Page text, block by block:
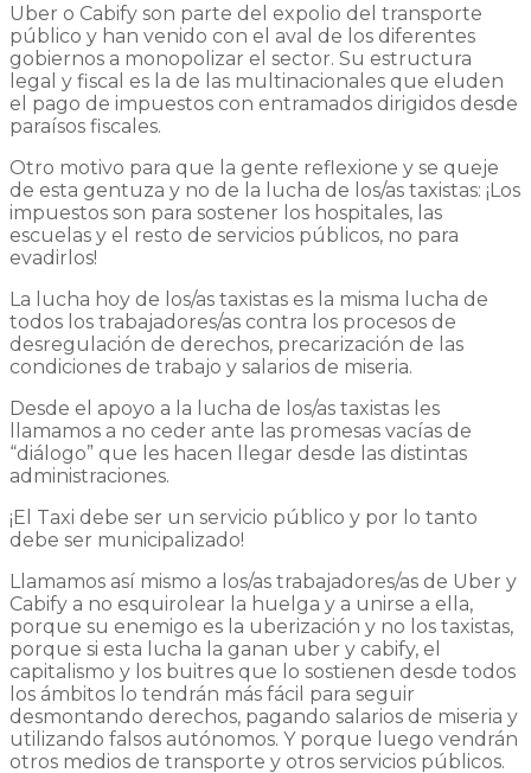
Uber o Cabify son parte del expolio del transporte
público y han venido con el aval de los diferentes
gobiernos a monopolizar el sector. Su estructura
legal y fiscal es la de las multinacionales que eluden
el pago de impuestos con entramados dirigidos desde
paraísos fiscales.
Otro motivo para que la gente reflexione y se queje
de esta gentuza y no de la lucha de los/as taxistas: ¡Los
impuestos son para sostener los hospitales, las
escuelas y el resto de servicios públicos, no para
evadirlos!
La lucha hoy de los/as taxistas es la misma lucha de
todos los trabajadores/as contra los procesos de
desregulación de derechos, precarización de las
condiciones de trabajo y salarios de miseria.
Desde el apoyo a la lucha de los/as taxistas les
llamamos a no ceder ante las promesas vacías de
“diálogo” que les hacen llegar desde las distintas
administraciones.
¡El Taxi debe ser un servicio público y por lo tanto
debe ser municipalizado!
Llamamos así mismo a los/as trabajadores/as de Uber y
Cabify a no esquirolear la huelga y a unirse a ella,
porque su enemigo es la uberización y no los taxistas,
porque si esta lucha la ganan uber y cabify, el
capitalismo y los buitres que lo sostienen desde todos
los ámbitos lo tendrán más fácil para seguir
desmontando derechos, pagando salarios de miseria y
utilizando falsos autónomos. Y porque luego vendrán
otros medios de transporte y otros servicios públicos.